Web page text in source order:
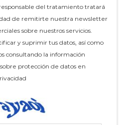
del tratamiento tratará
de remitirte nuestra newsletter
sobre nuestros servicios.
y suprimir tus datos, así como
consultando la información
protección de datos en